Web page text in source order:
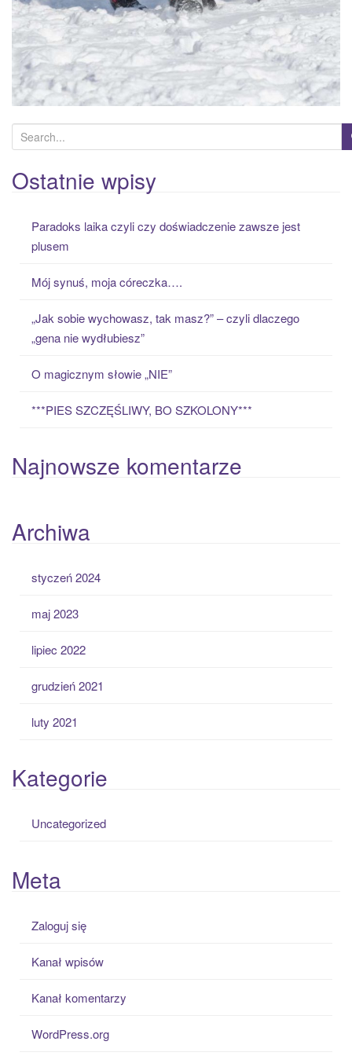
e
a
r
Ostatnie wpisy
Paradoks laika czyli czy doświadczenie zawsze jest
plusem
Mój synuś, moja córeczka….
„Jak sobie wychowasz, tak masz?” – czyli dlaczego
„gena nie wydłubiesz”
O magicznym słowie „NIE”
***PIES SZCZĘŚLIWY, BO SZKOLONY***
Najnowsze komentarze
Archiwa
styczeń 2024
maj 2023
lipiec 2022
grudzień 2021
luty 2021
Kategorie
Uncategorized
Meta
Zaloguj się
Kanał wpisów
Kanał komentarzy
WordPress.org